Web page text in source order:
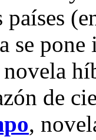
pone
de
,